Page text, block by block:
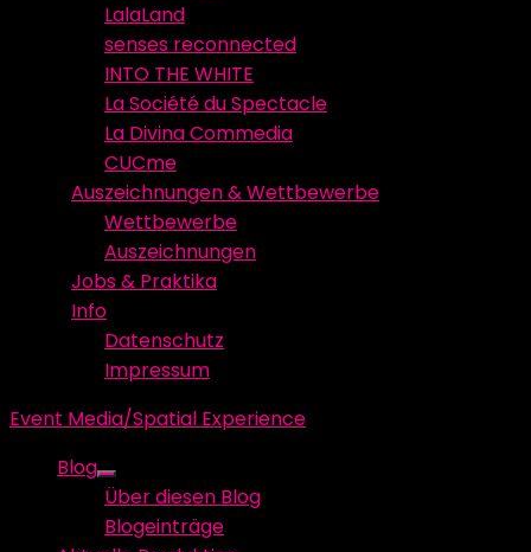
LalaLand
senses reconnected
INTO THE WHITE
La Société du Spectacle
La Divina Commedia
CUCme
Auszeichnungen & Wettbewerbe
Wettbewerbe
Auszeichnungen
Jobs & Praktika
Info
Datenschutz
Impressum
Event Media/Spatial Experience
Blog
Show
sub
menu
Über diesen Blog
Blogeinträge